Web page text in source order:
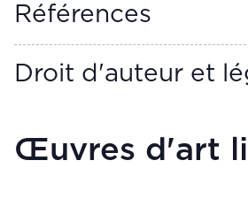
Références
Droit d'auteur et
Œuvres d'art